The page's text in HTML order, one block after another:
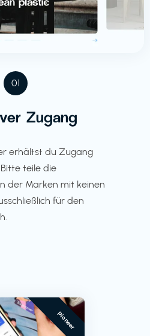
01
Zugang
erhältst du Zugang
teile die
der Marken mit keinen
für den
Pioneer